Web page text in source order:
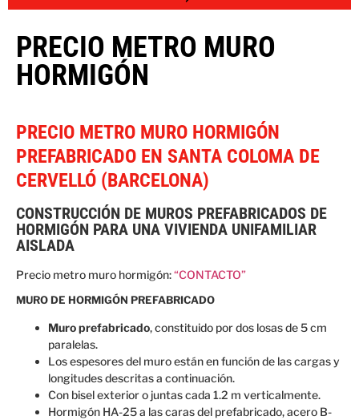
PRECIO METRO MURO
HORMIGÓN
PRECIO METRO MURO HORMIGÓN
PREFABRICADO EN SANTA COLOMA DE
CERVELLÓ (BARCELONA)
CONSTRUCCIÓN DE MUROS PREFABRICADOS DE
HORMIGÓN PARA UNA VIVIENDA UNIFAMILIAR
AISLADA
Precio metro muro hormigón:“CONTACTO”
MURO DE HORMIGÓN PREFABRICADO
Muro prefabricado, constituido por dos losas de 5 cm
paralelas.
Los espesores del muro están en función de las cargas y
longitudes descritas a continuación.
Con bisel exterior o juntas cada 1.2 m verticalmente.
Hormigón HA-25 a las caras del prefabricado, acero B-